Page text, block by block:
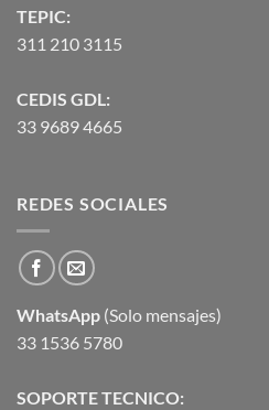
TEPIC:
311 210 3115
CEDIS GDL:
33 9689 4665
REDES SOCIALES
WhatsApp (Solo mensajes)
33 1536 5780
SOPORTE TECNICO: